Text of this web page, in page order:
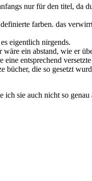
nur für den titel, da
farben. das
eigentlich nirgends.
ein abstand, wie er
entsprechend
die so gesetzt
ich sie auch nicht so